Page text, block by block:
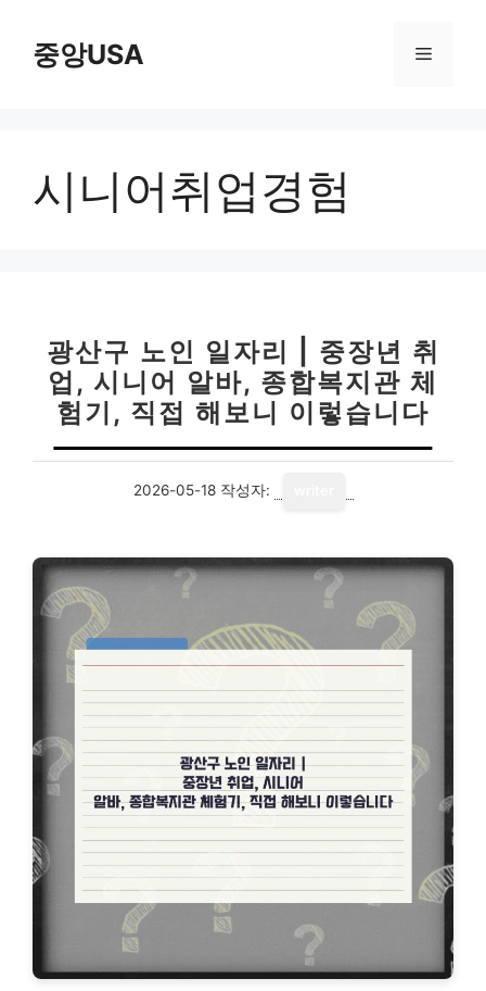
중앙USA 메
시니어취업경험
광산구 노인 일자리 | 중장년 취
업, 시니어 알바, 종합복지관 체
험기, 직접 해보니 이렇습니다
2026-05-18 작성자: